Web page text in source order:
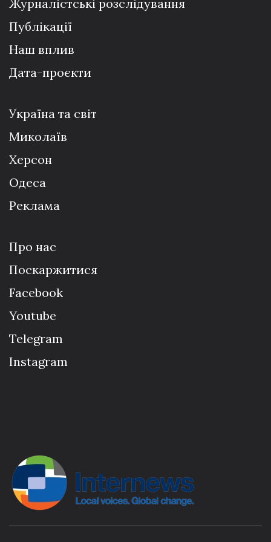
Журналістські розслідування
Публікації
Наш вплив
Дата-проєкти
Україна та світ
Миколаїв
Херсон
Одеса
Реклама
Про нас
Поскаржитися
Facebook
Youtube
Telegram
Instagram